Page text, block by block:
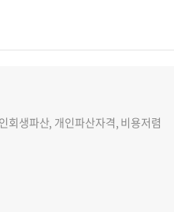
생파산, 개인파산자격, 비용저렴